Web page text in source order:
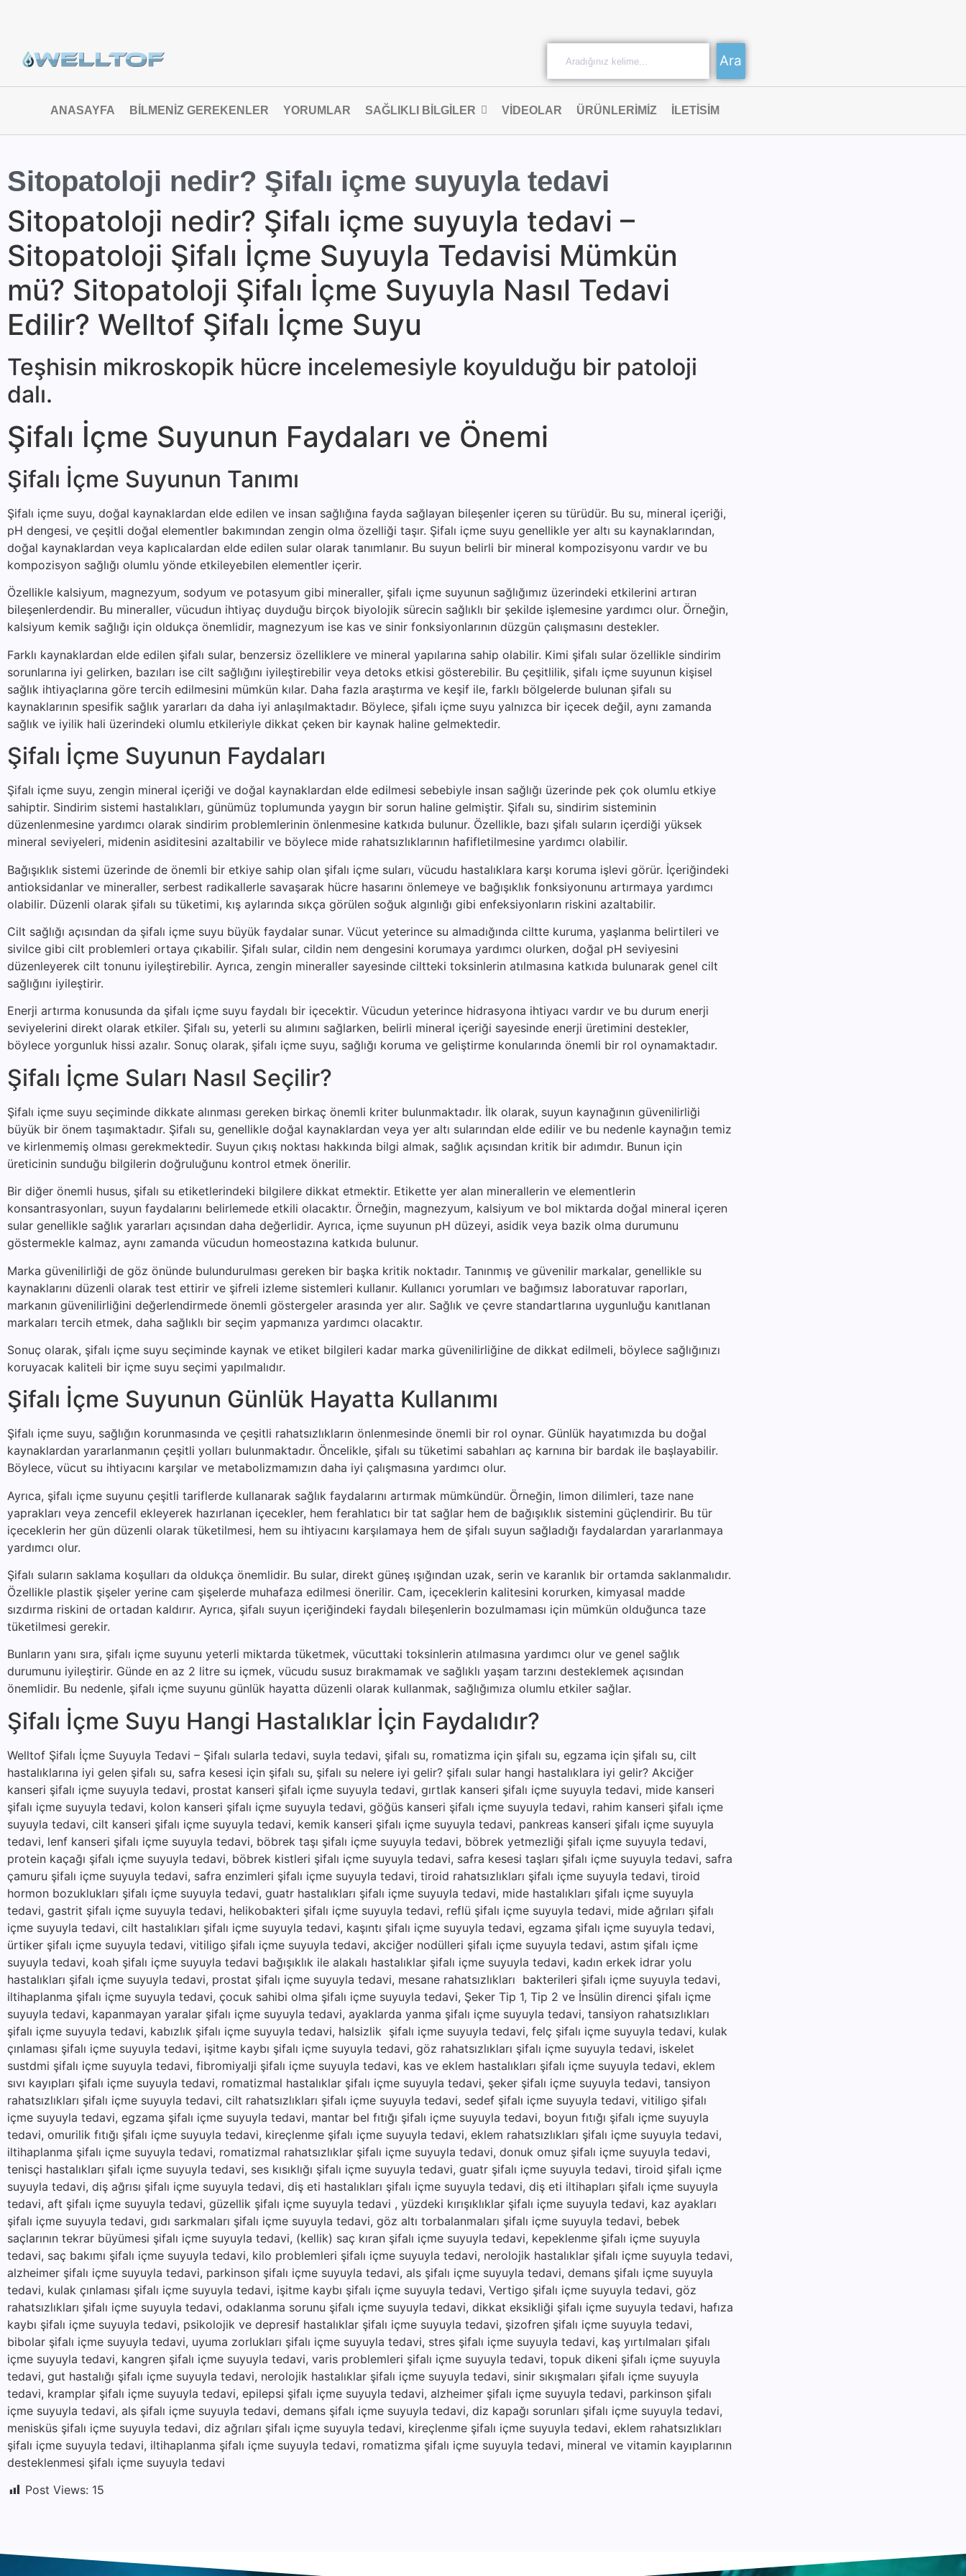
Ara
ANASAYFA BILMENIZ GEREKENLER YORUMLAR SAĞLIKLI BILGILER VIDEOLAR ÜRÜNLERIMIZ ILETISIM
Sitopatoloji nedir? Şifalı içme suyuyla tedavi
Sitopatoloji nedir? Şifalı içme suyuyla tedavi –
Sitopatoloji Şifalı İçme Suyuyla Tedavisi Mümkün
mü? Sitopatoloji Şifalı İçme Suyuyla Nasıl Tedavi
Edilir? Welltof Şifalı İçme Suyu
Teşhisin mikroskopik hücre inceleme­siyle koyulduğu bir patolo­ji
dalı.
Şifalı İçme Suyunun Faydaları ve Önemi
Şifalı İçme Suyunun Tanımı
Şifalı içme suyu, doğal kaynaklardan elde edilen ve insan sağlığına fayda sağlayan bileşenler içeren su türüdür. Bu su, mineral içeriği,
pH dengesi, ve çeşitli doğal elementler bakımından zengin olma özelliği taşır. Şifalı içme suyu genellikle yer altı su kaynaklarından,
doğal kaynaklardan veya kaplıcalardan elde edilen sular olarak tanımlanır. Bu suyun belirli bir mineral kompozisyonu vardır ve bu
kompozisyon sağlığı olumlu yönde etkileyebilen elementler içerir.
Özellikle kalsiyum, magnezyum, sodyum ve potasyum gibi mineraller, şifalı içme suyunun sağlığımız üzerindeki etkilerini artıran
bileşenlerdendir. Bu mineraller, vücudun ihtiyaç duyduğu birçok biyolojik sürecin sağlıklı bir şekilde işlemesine yardımcı olur. Örneğin,
kalsiyum kemik sağlığı için oldukça önemlidir, magnezyum ise kas ve sinir fonksiyonlarının düzgün çalışmasını destekler.
Farklı kaynaklardan elde edilen şifalı sular, benzersiz özelliklere ve mineral yapılarına sahip olabilir. Kimi şifalı sular özellikle sindirim
sorunlarına iyi gelirken, bazıları ise cilt sağlığını iyileştirebilir veya detoks etkisi gösterebilir. Bu çeşitlilik, şifalı içme suyunun kişisel
sağlık ihtiyaçlarına göre tercih edilmesini mümkün kılar. Daha fazla araştırma ve keşif ile, farklı bölgelerde bulunan şifalı su
kaynaklarının spesifik sağlık yararları da daha iyi anlaşılmaktadır. Böylece, şifalı içme suyu yalnızca bir içecek değil, aynı zamanda
sağlık ve iyilik hali üzerindeki olumlu etkileriyle dikkat çeken bir kaynak haline gelmektedir.
Şifalı İçme Suyunun Faydaları
Şifalı içme suyu, zengin mineral içeriği ve doğal kaynaklardan elde edilmesi sebebiyle insan sağlığı üzerinde pek çok olumlu etkiye
sahiptir. Sindirim sistemi hastalıkları, günümüz toplumunda yaygın bir sorun haline gelmiştir. Şifalı su, sindirim sisteminin
düzenlenmesine yardımcı olarak sindirim problemlerinin önlenmesine katkıda bulunur. Özellikle, bazı şifalı suların içerdiği yüksek
mineral seviyeleri, midenin asiditesini azaltabilir ve böylece mide rahatsızlıklarının hafifletilmesine yardımcı olabilir.
Bağışıklık sistemi üzerinde de önemli bir etkiye sahip olan şifalı içme suları, vücudu hastalıklara karşı koruma işlevi görür. İçeriğindeki
antioksidanlar ve mineraller, serbest radikallerle savaşarak hücre hasarını önlemeye ve bağışıklık fonksiyonunu artırmaya yardımcı
olabilir. Düzenli olarak şifalı su tüketimi, kış aylarında sıkça görülen soğuk algınlığı gibi enfeksiyonların riskini azaltabilir.
Cilt sağlığı açısından da şifalı içme suyu büyük faydalar sunar. Vücut yeterince su almadığında ciltte kuruma, yaşlanma belirtileri ve
sivilce gibi cilt problemleri ortaya çıkabilir. Şifalı sular, cildin nem dengesini korumaya yardımcı olurken, doğal pH seviyesini
düzenleyerek cilt tonunu iyileştirebilir. Ayrıca, zengin mineraller sayesinde ciltteki toksinlerin atılmasına katkıda bulunarak genel cilt
sağlığını iyileştirir.
Enerji artırma konusunda da şifalı içme suyu faydalı bir içecektir. Vücudun yeterince hidrasyona ihtiyacı vardır ve bu durum enerji
seviyelerini direkt olarak etkiler. Şifalı su, yeterli su alımını sağlarken, belirli mineral içeriği sayesinde enerji üretimini destekler,
böylece yorgunluk hissi azalır. Sonuç olarak, şifalı içme suyu, sağlığı koruma ve geliştirme konularında önemli bir rol oynamaktadır.
Şifalı İçme Suları Nasıl Seçilir?
Şifalı içme suyu seçiminde dikkate alınması gereken birkaç önemli kriter bulunmaktadır. İlk olarak, suyun kaynağının güvenilirliği
büyük bir önem taşımaktadır. Şifalı su, genellikle doğal kaynaklardan veya yer altı sularından elde edilir ve bu nedenle kaynağın temiz
ve kirlenmemiş olması gerekmektedir. Suyun çıkış noktası hakkında bilgi almak, sağlık açısından kritik bir adımdır. Bunun için
üreticinin sunduğu bilgilerin doğruluğunu kontrol etmek önerilir.
Bir diğer önemli husus, şifalı su etiketlerindeki bilgilere dikkat etmektir. Etikette yer alan minerallerin ve elementlerin
konsantrasyonları, suyun faydalarını belirlemede etkili olacaktır. Örneğin, magnezyum, kalsiyum ve bol miktarda doğal mineral içeren
sular genellikle sağlık yararları açısından daha değerlidir. Ayrıca, içme suyunun pH düzeyi, asidik veya bazik olma durumunu
göstermekle kalmaz, aynı zamanda vücudun homeostazına katkıda bulunur.
Marka güvenilirliği de göz önünde bulundurulması gereken bir başka kritik noktadır. Tanınmış ve güvenilir markalar, genellikle su
kaynaklarını düzenli olarak test ettirir ve şifreli izleme sistemleri kullanır. Kullanıcı yorumları ve bağımsız laboratuvar raporları,
markanın güvenilirliğini değerlendirmede önemli göstergeler arasında yer alır. Sağlık ve çevre standartlarına uygunluğu kanıtlanan
markaları tercih etmek, daha sağlıklı bir seçim yapmanıza yardımcı olacaktır.
Sonuç olarak, şifalı içme suyu seçiminde kaynak ve etiket bilgileri kadar marka güvenilirliğine de dikkat edilmeli, böylece sağlığınızı
koruyacak kaliteli bir içme suyu seçimi yapılmalıdır.
Şifalı İçme Suyunun Günlük Hayatta Kullanımı
Şifalı içme suyu, sağlığın korunmasında ve çeşitli rahatsızlıkların önlenmesinde önemli bir rol oynar. Günlük hayatımızda bu doğal
kaynaklardan yararlanmanın çeşitli yolları bulunmaktadır. Öncelikle, şifalı su tüketimi sabahları aç karnına bir bardak ile başlayabilir.
Böylece, vücut su ihtiyacını karşılar ve metabolizmamızın daha iyi çalışmasına yardımcı olur.
Ayrıca, şifalı içme suyunu çeşitli tariflerde kullanarak sağlık faydalarını artırmak mümkündür. Örneğin, limon dilimleri, taze nane
yaprakları veya zencefil ekleyerek hazırlanan içecekler, hem ferahlatıcı bir tat sağlar hem de bağışıklık sistemini güçlendirir. Bu tür
içeceklerin her gün düzenli olarak tüketilmesi, hem su ihtiyacını karşılamaya hem de şifalı suyun sağladığı faydalardan yararlanmaya
yardımcı olur.
Şifalı suların saklama koşulları da oldukça önemlidir. Bu sular, direkt güneş ışığından uzak, serin ve karanlık bir ortamda saklanmalıdır.
Özellikle plastik şişeler yerine cam şişelerde muhafaza edilmesi önerilir. Cam, içeceklerin kalitesini korurken, kimyasal madde
sızdırma riskini de ortadan kaldırır. Ayrıca, şifalı suyun içeriğindeki faydalı bileşenlerin bozulmaması için mümkün olduğunca taze
tüketilmesi gerekir.
Bunların yanı sıra, şifalı içme suyunu yeterli miktarda tüketmek, vücuttaki toksinlerin atılmasına yardımcı olur ve genel sağlık
durumunu iyileştirir. Günde en az 2 litre su içmek, vücudu susuz bırakmamak ve sağlıklı yaşam tarzını desteklemek açısından
önemlidir. Bu nedenle, şifalı içme suyunu günlük hayatta düzenli olarak kullanmak, sağlığımıza olumlu etkiler sağlar.
Şifalı İçme Suyu Hangi Hastalıklar İçin Faydalıdır?
Welltof Şifalı İçme Suyuyla Tedavi – Şifalı sularla tedavi, suyla tedavi, şifalı su, romatizma için şifalı su, egzama için şifalı su, cilt
hastalıklarına iyi gelen şifalı su, safra kesesi için şifalı su, şifalı su nelere iyi gelir? şifalı sular hangi hastalıklara iyi gelir? Akciğer
kanseri şifalı içme suyuyla tedavi, prostat kanseri şifalı içme suyuyla tedavi, gırtlak kanseri şifalı içme suyuyla tedavi, mide kanseri
şifalı içme suyuyla tedavi, kolon kanseri şifalı içme suyuyla tedavi, göğüs kanseri şifalı içme suyuyla tedavi, rahim kanseri şifalı içme
suyuyla tedavi, cilt kanseri şifalı içme suyuyla tedavi, kemik kanseri şifalı içme suyuyla tedavi, pankreas kanseri şifalı içme suyuyla
tedavi, lenf kanseri şifalı içme suyuyla tedavi, böbrek taşı şifalı içme suyuyla tedavi, böbrek yetmezliği şifalı içme suyuyla tedavi,
protein kaçağı şifalı içme suyuyla tedavi, böbrek kistleri şifalı içme suyuyla tedavi, safra kesesi taşları şifalı içme suyuyla tedavi, safra
çamuru şifalı içme suyuyla tedavi, safra enzimleri şifalı içme suyuyla tedavi, tiroid rahatsızlıkları şifalı içme suyuyla tedavi, tiroid
hormon bozuklukları şifalı içme suyuyla tedavi, guatr hastalıkları şifalı içme suyuyla tedavi, mide hastalıkları şifalı içme suyuyla
tedavi, gastrit şifalı içme suyuyla tedavi, helikobakteri şifalı içme suyuyla tedavi, reflü şifalı içme suyuyla tedavi, mide ağrıları şifalı
içme suyuyla tedavi, cilt hastalıkları şifalı içme suyuyla tedavi, kaşıntı şifalı içme suyuyla tedavi, egzama şifalı içme suyuyla tedavi,
ürtiker şifalı içme suyuyla tedavi, vitiligo şifalı içme suyuyla tedavi, akciğer nodülleri şifalı içme suyuyla tedavi, astım şifalı içme
suyuyla tedavi, koah şifalı içme suyuyla tedavi bağışıklık ile alakalı hastalıklar şifalı içme suyuyla tedavi, kadın erkek idrar yolu
hastalıkları şifalı içme suyuyla tedavi, prostat şifalı içme suyuyla tedavi, mesane rahatsızlıkları bakterileri şifalı içme suyuyla tedavi,
iltihaplanma şifalı içme suyuyla tedavi, çocuk sahibi olma şifalı içme suyuyla tedavi, Şeker Tip 1, Tip 2 ve İnsülin direnci şifalı içme
suyuyla tedavi, kapanmayan yaralar şifalı içme suyuyla tedavi, ayaklarda yanma şifalı içme suyuyla tedavi, tansiyon rahatsızlıkları
şifalı içme suyuyla tedavi, kabızlık şifalı içme suyuyla tedavi, halsizlik şifalı içme suyuyla tedavi, felç şifalı içme suyuyla tedavi, kulak
çınlaması şifalı içme suyuyla tedavi, işitme kaybı şifalı içme suyuyla tedavi, göz rahatsızlıkları şifalı içme suyuyla tedavi, iskelet
sustdmi şifalı içme suyuyla tedavi, fibromiyalji şifalı içme suyuyla tedavi, kas ve eklem hastalıkları şifalı içme suyuyla tedavi, eklem
sıvı kayıpları şifalı içme suyuyla tedavi, romatizmal hastalıklar şifalı içme suyuyla tedavi, şeker şifalı içme suyuyla tedavi, tansiyon
rahatsızlıkları şifalı içme suyuyla tedavi, cilt rahatsızlıkları şifalı içme suyuyla tedavi, sedef şifalı içme suyuyla tedavi, vitiligo şifalı
içme suyuyla tedavi, egzama şifalı içme suyuyla tedavi, mantar bel fıtığı şifalı içme suyuyla tedavi, boyun fıtığı şifalı içme suyuyla
tedavi, omurilik fıtığı şifalı içme suyuyla tedavi, kireçlenme şifalı içme suyuyla tedavi, eklem rahatsızlıkları şifalı içme suyuyla tedavi,
iltihaplanma şifalı içme suyuyla tedavi, romatizmal rahatsızlıklar şifalı içme suyuyla tedavi, donuk omuz şifalı içme suyuyla tedavi,
tenisçi hastalıkları şifalı içme suyuyla tedavi, ses kısıklığı şifalı içme suyuyla tedavi, guatr şifalı içme suyuyla tedavi, tiroid şifalı içme
suyuyla tedavi, diş ağrısı şifalı içme suyuyla tedavi, diş eti hastalıkları şifalı içme suyuyla tedavi, diş eti iltihapları şifalı içme suyuyla
tedavi, aft şifalı içme suyuyla tedavi, güzellik şifalı içme suyuyla tedavi , yüzdeki kırışıklıklar şifalı içme suyuyla tedavi, kaz ayakları
şifalı içme suyuyla tedavi, gıdı sarkmaları şifalı içme suyuyla tedavi, göz altı torbalanmaları şifalı içme suyuyla tedavi, bebek
saçlarının tekrar büyümesi şifalı içme suyuyla tedavi, (kellik) saç kıran şifalı içme suyuyla tedavi, kepeklenme şifalı içme suyuyla
tedavi, saç bakımı şifalı içme suyuyla tedavi, kilo problemleri şifalı içme suyuyla tedavi, nerolojik hastalıklar şifalı içme suyuyla tedavi,
alzheimer şifalı içme suyuyla tedavi, parkinson şifalı içme suyuyla tedavi, als şifalı içme suyuyla tedavi, demans şifalı içme suyuyla
tedavi, kulak çınlaması şifalı içme suyuyla tedavi, işitme kaybı şifalı içme suyuyla tedavi, Vertigo şifalı içme suyuyla tedavi, göz
rahatsızlıkları şifalı içme suyuyla tedavi, odaklanma sorunu şifalı içme suyuyla tedavi, dikkat eksikliği şifalı içme suyuyla tedavi, hafıza
kaybı şifalı içme suyuyla tedavi, psikolojik ve depresif hastalıklar şifalı içme suyuyla tedavi, şizofren şifalı içme suyuyla tedavi,
bibolar şifalı içme suyuyla tedavi, uyuma zorlukları şifalı içme suyuyla tedavi, stres şifalı içme suyuyla tedavi, kaş yırtılmaları şifalı
içme suyuyla tedavi, kangren şifalı içme suyuyla tedavi, varis problemleri şifalı içme suyuyla tedavi, topuk dikeni şifalı içme suyuyla
tedavi, gut hastalığı şifalı içme suyuyla tedavi, nerolojik hastalıklar şifalı içme suyuyla tedavi, sinir sıkışmaları şifalı içme suyuyla
tedavi, kramplar şifalı içme suyuyla tedavi, epilepsi şifalı içme suyuyla tedavi, alzheimer şifalı içme suyuyla tedavi, parkinson şifalı
içme suyuyla tedavi, als şifalı içme suyuyla tedavi, demans şifalı içme suyuyla tedavi, diz kapağı sorunları şifalı içme suyuyla tedavi,
menisküs şifalı içme suyuyla tedavi, diz ağrıları şifalı içme suyuyla tedavi, kireçlenme şifalı içme suyuyla tedavi, eklem rahatsızlıkları
şifalı içme suyuyla tedavi, iltihaplanma şifalı içme suyuyla tedavi, romatizma şifalı içme suyuyla tedavi, mineral ve vitamin kayıplarının
desteklenmesi şifalı içme suyuyla tedavi
Post Views: 15